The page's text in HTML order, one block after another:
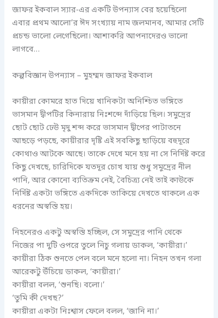
জাফর ইকবাল স্যার-এর একটি উপন্যাস বের হয়েছিলো
এবার প্রথম আলো’র ঈদ সংখ্যায় নাম জলমানব, আমার সেটি
প্রচন্ড ভালো লেগেছিলো। আশাকরি আপনাদেরও ভালো
লাগবে…
কল্পবিজ্ঞান উপন্যাস – মুহম্মদ জাফর ইকবাল
কায়ীরা কোমরে হাত দিয়ে খানিকটা অনিশ্চিত ভঙ্গিতে
ভাসমান দ্বীপটির কিনারায় নিঃশব্দে দাঁড়িয়ে ছিল। সমুদ্রের
ছোট ছোট ঢেউ মৃদু শব্দ করে ভাসমান দ্বীপের পাটাতনে
আছড়ে পড়ছে, কায়ীরার দৃষ্টি এই সবকিছু ছাড়িয়ে বহুদূরে
কোথাও আটকে আছে। তাকে দেখে মনে হয় না সে নির্দিষ্ট করে
কিছু দেখছে, চারিদিকে যতদূর চোখ যায় শুধু সমুদ্রের নীল
পানি, আর কোনো ব্যতিক্রম নেই, বৈচিত্র্য নেই তাই কাউকে
নির্দিষ্ট একটা ভঙ্গিতে একদিকে তাকিয়ে দেখতে থাকলে এক
ধরনের অস্বস্তি হয়।
নিহনেরও একটু অস্বস্তি হচ্ছিল, সে সমুদ্রের পানি থেকে
নিজের পা দুটি ওপরে তুলে নিচু গলায় ডাকল, ‘কায়ীরা।’
কায়ীরা ঠিক শুনতে পেল বলে মনে হলো না। নিহন তখন গলা
আরেকটু উঁচিয়ে ডাকল, ‘কায়ীরা।’
কায়ীরা বলল, ‘শুনছি। বলো।’
‘তুমি কী দেখছ?’
কায়ীরা একটা নিঃশ্বাস ফেলে বলল, ‘জানি না।’